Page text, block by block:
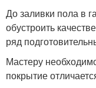
До заливки пола в
обустроить
ряд
Мастеру
покрытие